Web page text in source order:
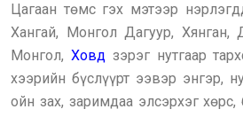
Цагаан төмс гэх мэтээр
Хангай, Монгол Дагуур, Хянган,
Монгол, Ховдзэрэг нутгаар
хээрийн бүслүүрт ээвэр энгэр,
ойн зах, заримдаа элсэрхэг